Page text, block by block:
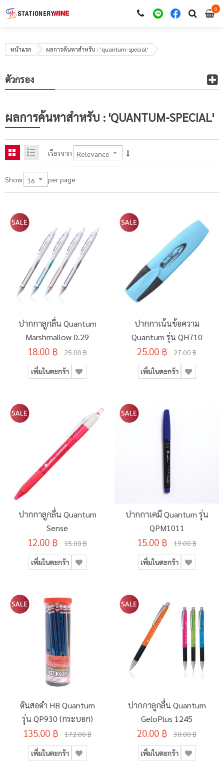
00
หน้าแรก ผลการค้นหาสำหรับ : 'quantum-special'
ผลการค้นหาสำหรับ : 'QUANTUM-SPECIAL'
เรียงจาก
Show per page
ปากกาลูกลื่น Quantum
Marshmallow 0.29
18.00 ฿ 25.00 ฿
เพิ่มในตะกร้า
ปากกาเน้นข้อความ
Quantum รุ่น QH710
25.00 ฿ 27.00 ฿
เพิ่มในตะกร้า
ปากกาลูกลื่น Quantum
Sense
12.00 ฿ 15.00 ฿
เพิ่มในตะกร้า
ปากกาเคมี Quantum รุ่น
QPM1011
15.00 ฿ 19.00 ฿
เพิ่มในตะกร้า
ดินสอดำ HB Quantum
รุ่น QP930 (กระบอก)
135.00 ฿ 172.00 ฿
เพิ่มในตะกร้า
ปากกาลูกลื่น Quantum
GeloPlus 1245
20.00 ฿ 30.00 ฿
เพิ่มในตะกร้า
ตัวกรอง